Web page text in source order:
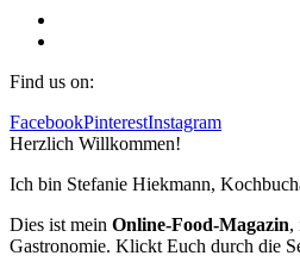
Find us on:
FacebookPinterestInstagram
Herzlich Willkommen!
Ich bin Stefanie Hiekmann,
Dies ist mein Online-Food-Magazin,
Gastronomie. Klickt Euch durch die